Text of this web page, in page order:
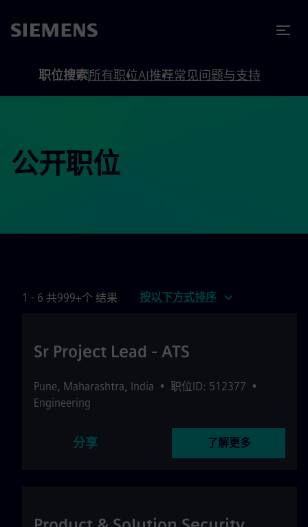
职位搜索所有职位AI推荐常见问题与支持
公开职位
1 - 6 共999+个 结果 按以下方式排序
Sr Project Lead - ATS
Pune, Maharashtra, India • 职位ID: 512377 •
Engineering
分享 了解更多